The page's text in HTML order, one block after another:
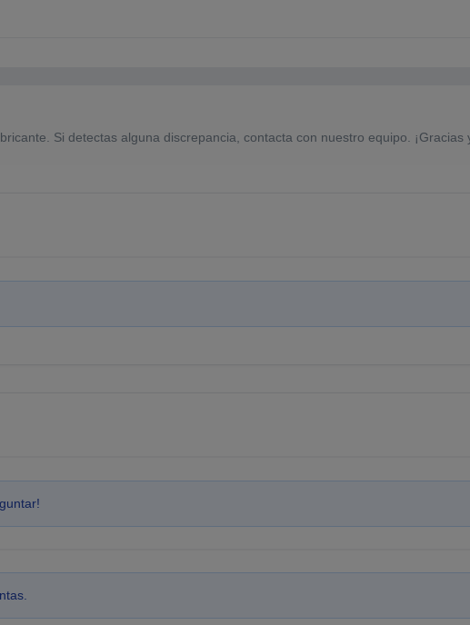
Si detectas alguna discrepancia, contacta con nuestro equipo. ¡Gracias